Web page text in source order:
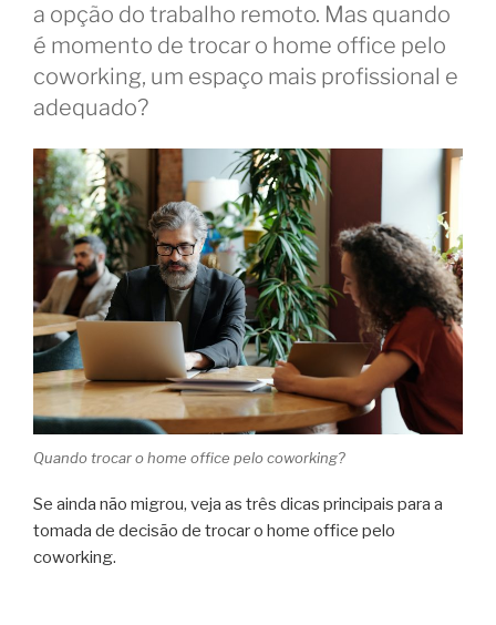
a opção do trabalho remoto. Mas quando
é momento de trocar o home office pelo
coworking, um espaço mais profissional e
adequado?
Quando trocar o home office pelo coworking?
Se ainda não migrou, veja as três dicas principais para a
tomada de decisão de trocar o home office pelo
coworking.